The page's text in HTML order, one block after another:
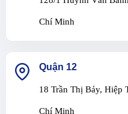
Chí Minh
Quận 12
18 Trần Thị Bảy, Hiệp
Chí Minh